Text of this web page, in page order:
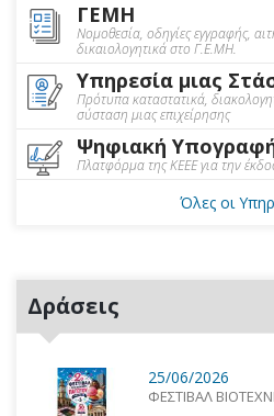
ΓΕΜΗ
Νομοθεσία, οδηγίες εγγραφής,
δικαιολογητικά στο Γ.Ε.ΜΗ.
Υπηρεσία μιας
Πρότυπα καταστατικά,
σύσταση μιας επιχείρησης
Ψηφιακή
Πλατφόρμα της ΚΕΕΕ για την
Όλες οι
Δράσεις
25/06/2026
ΦΕΣΤΙΒΑΛ